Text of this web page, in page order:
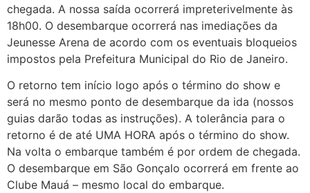
chegada. A nossa saída ocorrerá impreterivelmente às
18h00. O desembarque ocorrerá nas imediações da
Jeunesse Arena de acordo com os eventuais bloqueios
impostos pela Prefeitura Municipal do Rio de Janeiro.
O retorno tem início logo após o término do show e
será no mesmo ponto de desembarque da ida (nossos
guias darão todas as instruções). A tolerância para o
retorno é de até UMA HORA após o término do show.
Na volta o embarque também é por ordem de chegada.
O desembarque em São Gonçalo ocorrerá em frente ao
Clube Mauá – mesmo local do embarque.